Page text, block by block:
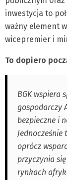
inwestycja to
ważny element
wicepremier i
To dopiero
BGK wspiera
gospodarczy
bezpieczne i
oprócz
przyczynia
rynkach